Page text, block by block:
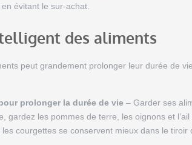
évitant le sur-achat.
des aliments
peut grandement prolonger leur durée de
prolonger la durée de vie – Garder ses
gardez les pommes de terre, les oignons et
courgettes se conservent mieux dans le tiroir